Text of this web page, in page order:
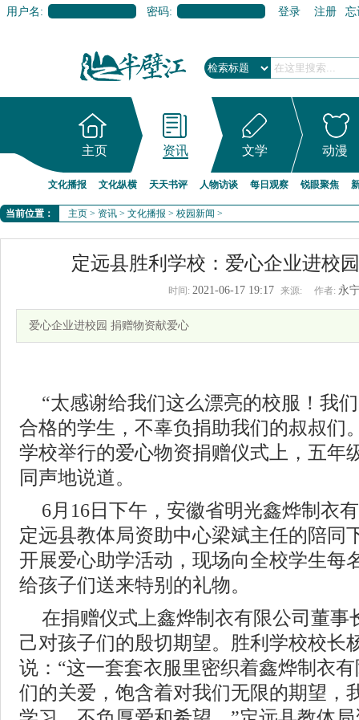
用户名: 密码: 登录 注册 忘
主页 资讯 文学 动漫
文化播报 文化纵横 天天书评 人物访谈 每日观察 锐眼聚焦
当前位置： 主页 > 资讯 > 文化播报 > 校园新闻 >
定远县胜利学校：爱心企业进校
时间: 2021-06-17 19:17 来源: 作者: 永
爱心企业进校园 捐赠物资献爱心
“太感谢给我们这么漂亮的校服！我
合格的学生，不辜负捐助我们的叔叔们
学校举行的爱心物资捐赠仪式上，五年
同声地说道。
6月16日下午，安徽省明光鑫烨制衣
定远县教体局资助中心梁斌主任的陪同
开展爱心助学活动，现场向全校学生每
给孩子们送来特别的礼物。
在捐赠仪式上鑫烨制衣有限公司董事
己对孩子们的殷切期望。胜利学校校长
说：“这一套套衣服里密织着鑫烨制衣
们的关爱，饱含着对我们无限的期望，